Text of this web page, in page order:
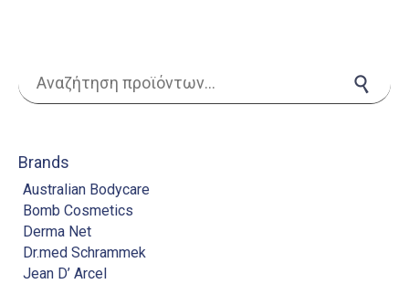
Brands
Australian Bodycare
Bomb Cosmetics
Derma Net
Dr.med Schrammek
Jean D’ Arcel